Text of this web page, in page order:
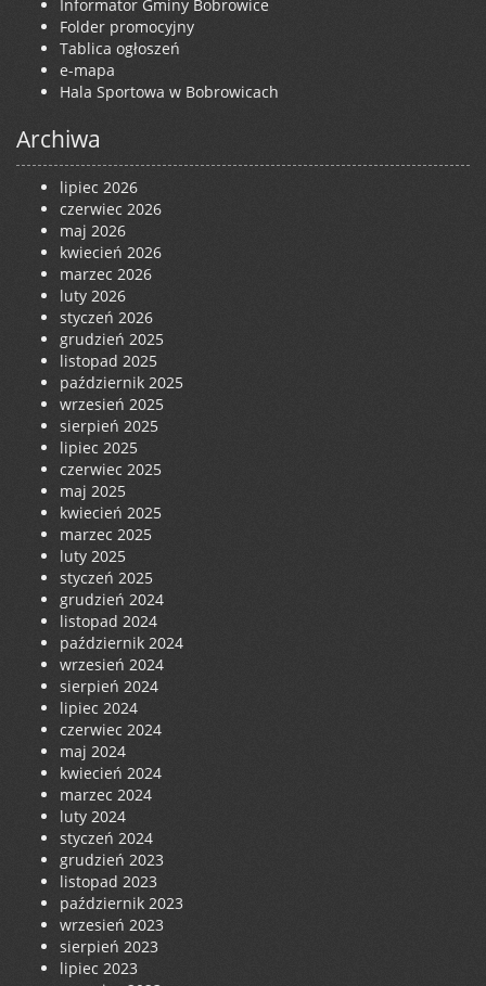
Informator Gminy Bobrowice
Folder promocyjny
Tablica ogłoszeń
e-mapa
Hala Sportowa w Bobrowicach
Archiwa
lipiec 2026
czerwiec 2026
maj 2026
kwiecień 2026
marzec 2026
luty 2026
styczeń 2026
grudzień 2025
listopad 2025
październik 2025
wrzesień 2025
sierpień 2025
lipiec 2025
czerwiec 2025
maj 2025
kwiecień 2025
marzec 2025
luty 2025
styczeń 2025
grudzień 2024
listopad 2024
październik 2024
wrzesień 2024
sierpień 2024
lipiec 2024
czerwiec 2024
maj 2024
kwiecień 2024
marzec 2024
luty 2024
styczeń 2024
grudzień 2023
listopad 2023
październik 2023
wrzesień 2023
sierpień 2023
lipiec 2023